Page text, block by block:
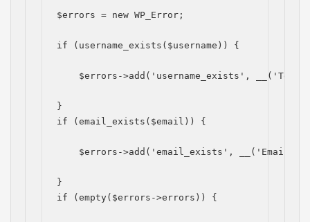
$errors = new WP_Error;
if (username_exists($username)) {
$errors->add('username_exists', __('Tên
}
if (email_exists($email)) {
$errors->add('email_exists', __('Email
}
if (empty($errors->errors)) {